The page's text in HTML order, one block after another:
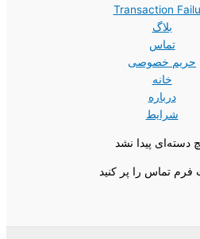
Transaction
بلاگ
تماس
حریم خصوصی
خانه
درباره
شرایط
دسته‌ای پیدا نشد
تماس را پر کنید